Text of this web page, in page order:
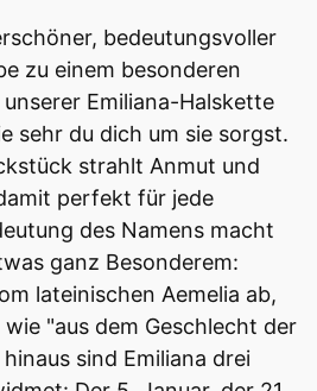
bedeutungsvoller
zu einem besonderen
Emiliana-Halskette
sehr du dich um sie sorgst.
strahlt Anmut und
perfekt für jede
des Namens macht
ganz Besonderem:
lateinischen Aemelia ab,
"aus dem Geschlecht der
sind Emiliana drei